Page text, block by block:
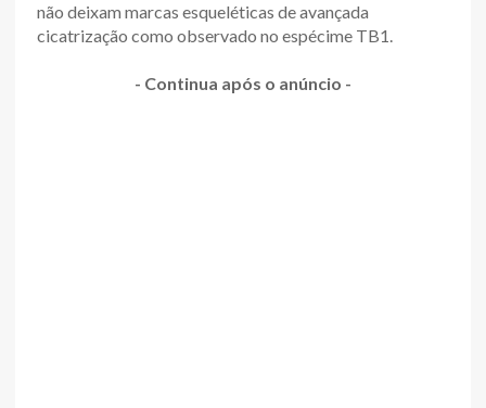
não deixam marcas esqueléticas de avançada
cicatrização como observado no espécime TB1.
- Continua após o anúncio -